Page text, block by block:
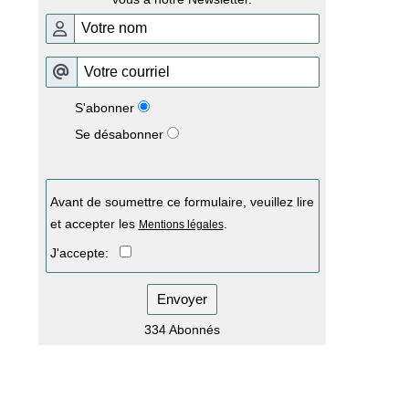
S'abonner
Se désabonner
Avant de soumettre ce formulaire, veuillez lire
et accepter les Mentions légales.
J'accepte:
Envoyer
334 Abonnés